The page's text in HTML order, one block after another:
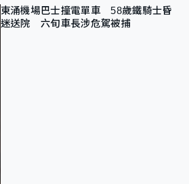
東涌機場巴士撞電單車 58歲鐵騎士昏
迷送院 六旬車長涉危駕被捕